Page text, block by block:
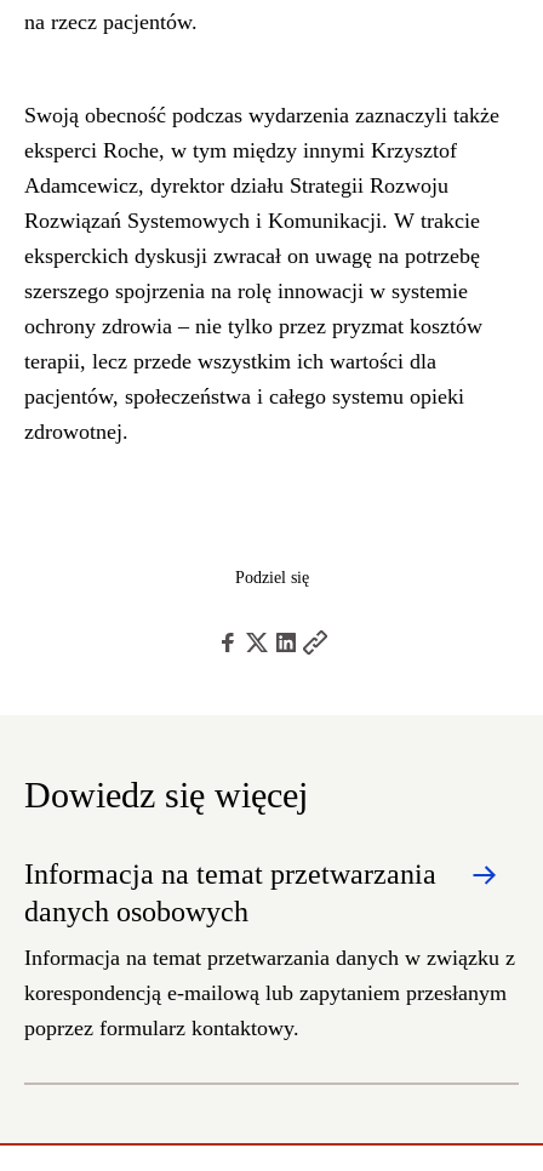
na rzecz pacjentów.
Swoją obecność podczas wydarzenia zaznaczyli także
eksperci Roche, w tym między innymi Krzysztof
Adamcewicz, dyrektor działu Strategii Rozwoju
Rozwiązań Systemowych i Komunikacji. W trakcie
eksperckich dyskusji zwracał on uwagę na potrzebę
szerszego spojrzenia na rolę innowacji w systemie
ochrony zdrowia – nie tylko przez pryzmat kosztów
terapii, lecz przede wszystkim ich wartości dla
pacjentów, społeczeństwa i całego systemu opieki
zdrowotnej.
Podziel się
Dowiedz się więcej
Informacja na temat przetwarzania
danych osobowych
Informacja na temat przetwarzania danych w związku z
korespondencją e-mailową lub zapytaniem przesłanym
poprzez formularz kontaktowy.